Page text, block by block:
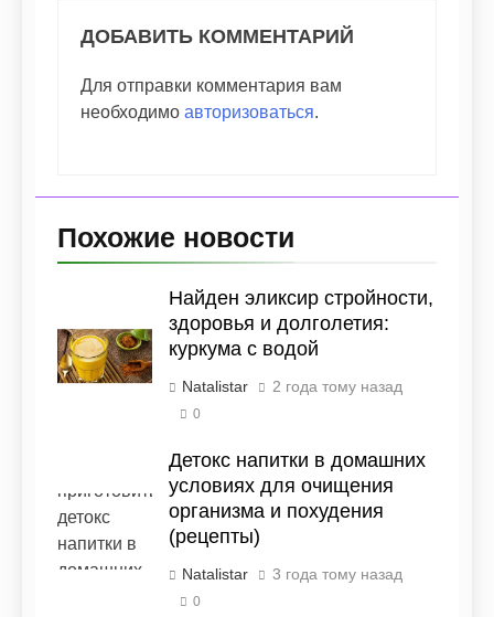
ДОБАВИТЬ КОММЕНТАРИЙ
Для отправки комментария вам
необходимо авторизоваться.
Похожие новости
Найден эликсир стройности,
здоровья и долголетия:
куркума с водой
Natalistar 2 года тому назад
0
Детокс напитки в домашних
условиях для очищения
организма и похудения
(рецепты)
Natalistar 3 года тому назад
0